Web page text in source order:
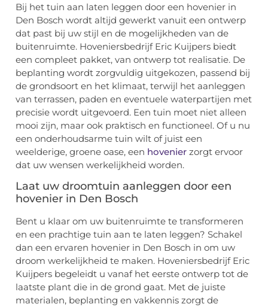
Bij het tuin aan laten leggen door een hovenier in
Den Bosch wordt altijd gewerkt vanuit een ontwerp
dat past bij uw stijl en de mogelijkheden van de
buitenruimte. Hoveniersbedrijf Eric Kuijpers biedt
een compleet pakket, van ontwerp tot realisatie. De
beplanting wordt zorgvuldig uitgekozen, passend bij
de grondsoort en het klimaat, terwijl het aanleggen
van terrassen, paden en eventuele waterpartijen met
precisie wordt uitgevoerd. Een tuin moet niet alleen
mooi zijn, maar ook praktisch en functioneel. Of u nu
een onderhoudsarme tuin wilt of juist een
weelderige, groene oase, een hovenier zorgt ervoor
dat uw wensen werkelijkheid worden.
Laat uw droomtuin aanleggen door een
hovenier in Den Bosch
Bent u klaar om uw buitenruimte te transformeren
en een prachtige tuin aan te laten leggen? Schakel
dan een ervaren hovenier in Den Bosch in om uw
droom werkelijkheid te maken. Hoveniersbedrijf Eric
Kuijpers begeleidt u vanaf het eerste ontwerp tot de
laatste plant die in de grond gaat. Met de juiste
materialen, beplanting en vakkennis zorgt de